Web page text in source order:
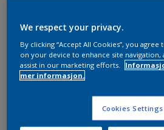
We respect your privacy.
By clicking “Accept All Cookies”, you
on your device to enhance site navigation,
assist in our marketing efforts.
mer informasjon.
Cookies Settings